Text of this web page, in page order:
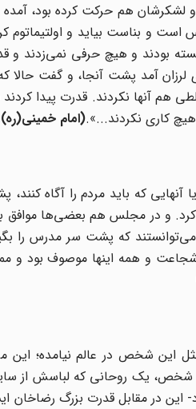
هم حرکت کرده بود، آمده
و بناست بیاید و اولتیماتوم
بودند و هیچ حرفی نمی‌زدند و
آمد پشت آنجا، و گفت حالا
هم آنها نکردند. قدرت پیدا
هیچ کاری نکردند...».(امام خمینی(ره)؛ ۸ آبان
که باید مردم را آگاه
کرد. و در مجلس هم بعضی‌ها
که پشت سر مدرس را
و همه اینها موصوف بود و
این شخص در عالم نیامده؛
شخص، یک روحانی که لباسش از
این در مقابل قدرت بزرگ